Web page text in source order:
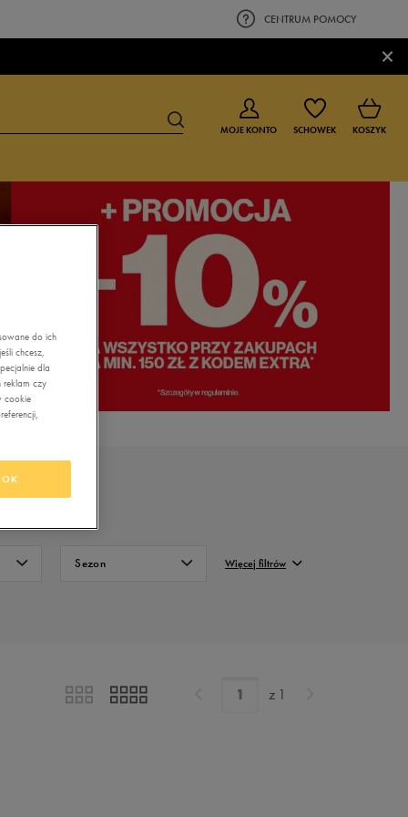
CENTRUM POMOCY
×
BUTY DLA CHŁOPCA
9-16 lat
BUTY DLA DZIEWCZYNKI
0-4 lat
4-8 lat
9-16 lat
MOJE KONTO SCHOWEK KOSZYK
Sezon Więcej filtrów
z 1
do ich
chcesz,
dla
reklam czy
cookie
OK